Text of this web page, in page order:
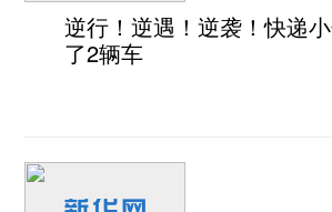
逆行！逆遇！逆袭！快递
了2辆车